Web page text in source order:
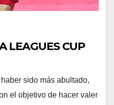
LEAGUES CUP
sido más abultado,
el objetivo de hacer valer